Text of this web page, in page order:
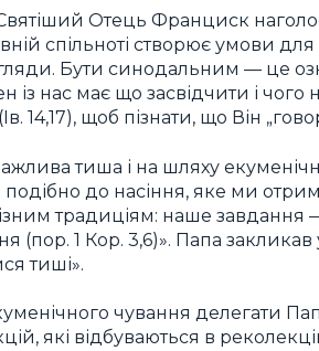
Отець Франциск
спільноті створює умови
Бути синодальним — це
із нас має що засвідчити і
14,17), щоб пізнати, що Він
тиша і на шляху
до насіння, яке ми
традиціям: наше завдання
(пор. 1 Кор. 3,6)». Папа
тиші».
чування делегати
які відбуваються в